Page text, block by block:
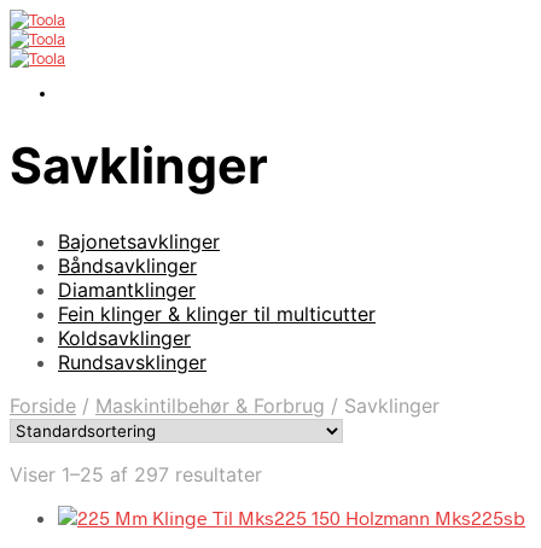
Savklinger
Bajonetsavklinger
Båndsavklinger
Diamantklinger
Fein klinger & klinger til multicutter
Koldsavklinger
Rundsavsklinger
Forside / Maskintilbehør & Forbrug / Savklinger
Viser 1–25 af 297 resultater